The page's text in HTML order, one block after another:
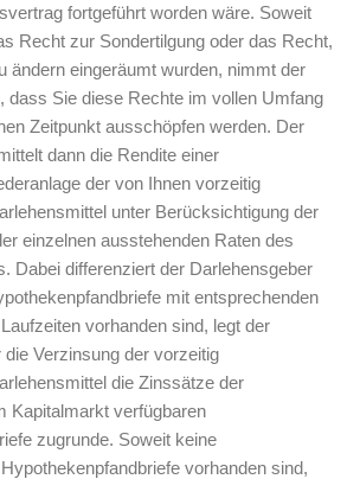
fortgeführt worden wäre. Soweit
Recht zur Sondertilgung oder das Recht,
ändern eingeräumt wurden, nimmt der
dass Sie diese Rechte im vollen Umfang
Zeitpunkt ausschöpfen werden. Der
dann die Rendite einer
der von Ihnen vorzeitig
unter Berücksichtigung der
einzelnen ausstehenden Raten des
Dabei differenziert der Darlehensgeber
mit entsprechenden
vorhanden sind, legt der
Verzinsung der vorzeitig
die Zinssätze der
Kapitalmarkt verfügbaren
zugrunde. Soweit keine
vorhanden sind,